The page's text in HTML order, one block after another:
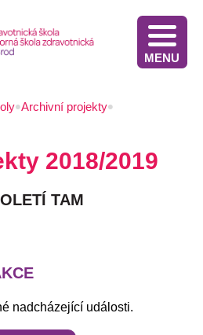
MENU
•Archivní projekty•
2018/2019
TAM
nadcházející události.